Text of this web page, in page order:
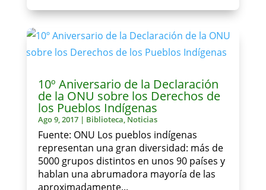
10º Aniversario de la Declaración
de la ONU sobre los Derechos de
los Pueblos Indígenas
Ago 9, 2017| Biblioteca, Noticias
Fuente: ONU Los pueblos indígenas
representan una gran diversidad: más de
5000 grupos distintos en unos 90 países y
hablan una abrumadora mayoría de las
aproximadamente...